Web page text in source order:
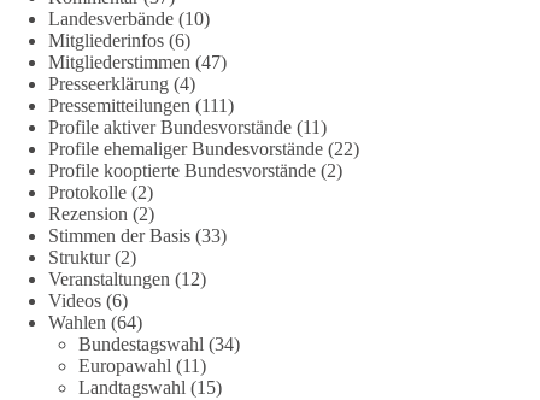
DieBasis
2 Tage(n) zuvor
🕊 Wir wollen den Krieg mit Russland nicht!
Am 20. Juni 2026 fand in Berlin am Brandenburger Tor die
Demonstration mit dem Motto „Russland ist nicht unser
Feind“ statt.
Hier ein Auszug aus der Rede von der
Bundestagsabgeordneten Sevim Dağdelen (BSW).
„Wir müssen Nein sagen zu diesem stinkenden
Revanchismus!“
Landesverbände (10)
Mitgliederinfos (6)
Mitgliederstimmen (47)
Presseerklärung (4)
Pressemitteilungen (111)
Profile aktiver Bundesvorstände (11)
Profile ehemaliger Bundesvorstände (22)
Profile kooptierte Bundesvorstände (2)
Protokolle (2)
Rezension (2)
Stimmen der Basis (33)
Struktur(2)
Veranstaltungen (12)
Videos (6)
Wahlen (64)
Bundestagswahl (34)
Europawahl (11)
Landtagswahl (15)